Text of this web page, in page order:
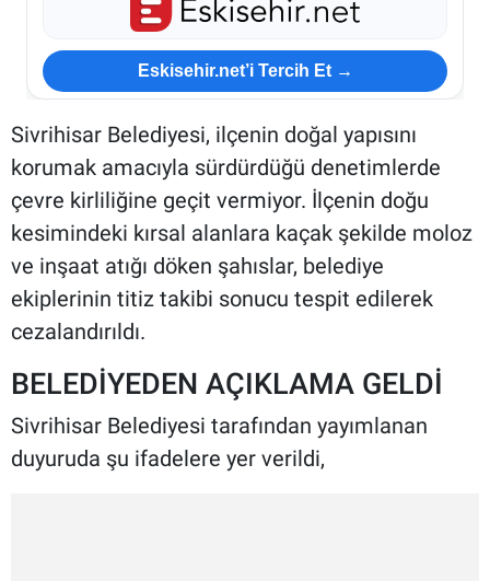
Eskisehir.net’i Tercih Et →
Sivrihisar Belediyesi, ilçenin doğal yapısını
korumak amacıyla sürdürdüğü denetimlerde
çevre kirliliğine geçit vermiyor. İlçenin doğu
kesimindeki kırsal alanlara kaçak şekilde moloz
ve inşaat atığı döken şahıslar, belediye
ekiplerinin titiz takibi sonucu tespit edilerek
cezalandırıldı.
BELEDİYEDEN AÇIKLAMA GELDİ
Sivrihisar Belediyesi tarafından yayımlanan
duyuruda şu ifadelere yer verildi,